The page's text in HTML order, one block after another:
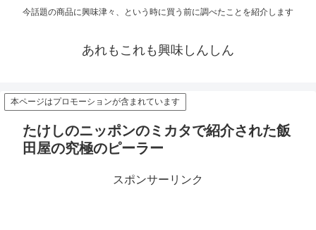
今話題の商品に興味津々、という時に買う前に調べたことを紹介します
あれもこれも興味しんしん
本ページはプロモーションが含まれています
たけしのニッポンのミカタで紹介された飯
田屋の究極のピーラー
スポンサーリンク